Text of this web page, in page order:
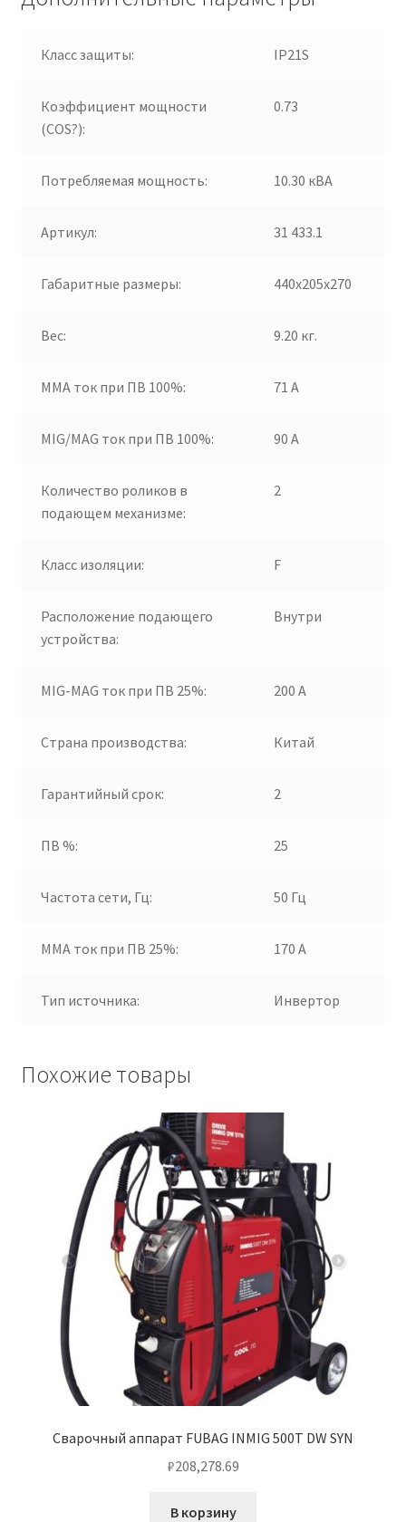
Класс защиты: IP21S
Коэффициент мощности
(COS?):
0.73
Потребляемая мощность: 10.30 кВА
Артикул: 31 433.1
Габаритные размеры: 440х205х270
Вес: 9.20 кг.
ММА ток при ПВ 100%: 71 А
MIG/MAG ток при ПВ 100%: 90 А
Количество роликов в
подающем механизме:
2
Класс изоляции: F
Расположение подающего
устройства:
Внутри
MIG-MAG ток при ПВ 25%: 200 А
Страна производства: Китай
Гарантийный срок: 2
ПВ %: 25
Частота сети, Гц: 50 Гц
ММА ток при ПВ 25%: 170 А
Тип источника: Инвертор
Похожие товары
Сварочный аппарат FUBAG INMIG 500T DW SYN
₽208,278.69
В корзину